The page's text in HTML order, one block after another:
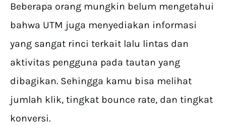
Beberapa orang mungkin belum mengetahui
bahwa UTM juga menyediakan informasi
yang sangat rinci terkait lalu lintas dan
aktivitas pengguna pada tautan yang
dibagikan. Sehingga kamu bisa melihat
jumlah klik, tingkat bounce rate, dan tingkat
konversi.